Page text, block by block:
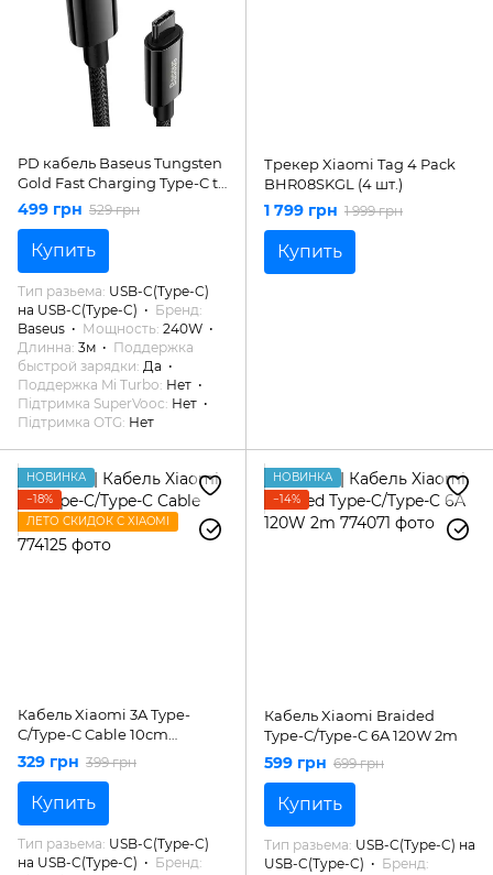
PD кабель Baseus Tungsten
Gold Fast Charging Type-C to
Type-C 240W 3m Black
CAWJ040201
499 грн 529 грн
Купить
Тип разьема USB-C(Type-C)
на USB-C(Type-C)
Бренд
Baseus
Мощность 240W
Длинна 3м
Поддержка
быстрой зарядки Да
Поддержка Mi Turbo Нет
Підтримка SuperVooc Нет
Підтримка OTG Нет
Трекер Xiaomi Tag 4 Pack
BHR08SKGL (4 шт.)
1 799 грн 1 999 грн
Купить
НОВИНКА
−18%
ЛЕТО СКИДОК С XIAOMI
Кабель Xiaomi 3A Type-
C/Type-C Cable 10cm
(BHR08W0GL)
329 грн 399 грн
Купить
Тип разьема USB-C(Type-C)
на USB-C(Type-C)
Бренд
НОВИНКА
−14%
Кабель Xiaomi Braided
Type-C/Type-C 6A 120W 2m
599 грн 699 грн
Купить
Тип разьема USB-C(Type-C) на
USB-C(Type-C)
Бренд